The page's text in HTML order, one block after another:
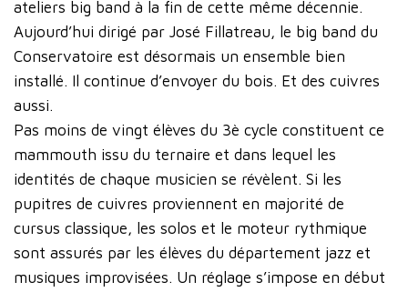
ateliers big band à la fin de cette même décennie.
Aujourd’hui dirigé par José Fillatreau, le big band du
Conservatoire est désormais un ensemble bien
installé. Il continue d’envoyer du bois. Et des cuivres
aussi.
Pas moins de vingt élèves du 3è cycle constituent ce
mammouth issu du ternaire et dans lequel les
identités de chaque musicien se révèlent. Si les
pupitres de cuivres proviennent en majorité de
cursus classique, les solos et le moteur rythmique
sont assurés par les élèves du département jazz et
musiques improvisées. Un réglage s’impose en début